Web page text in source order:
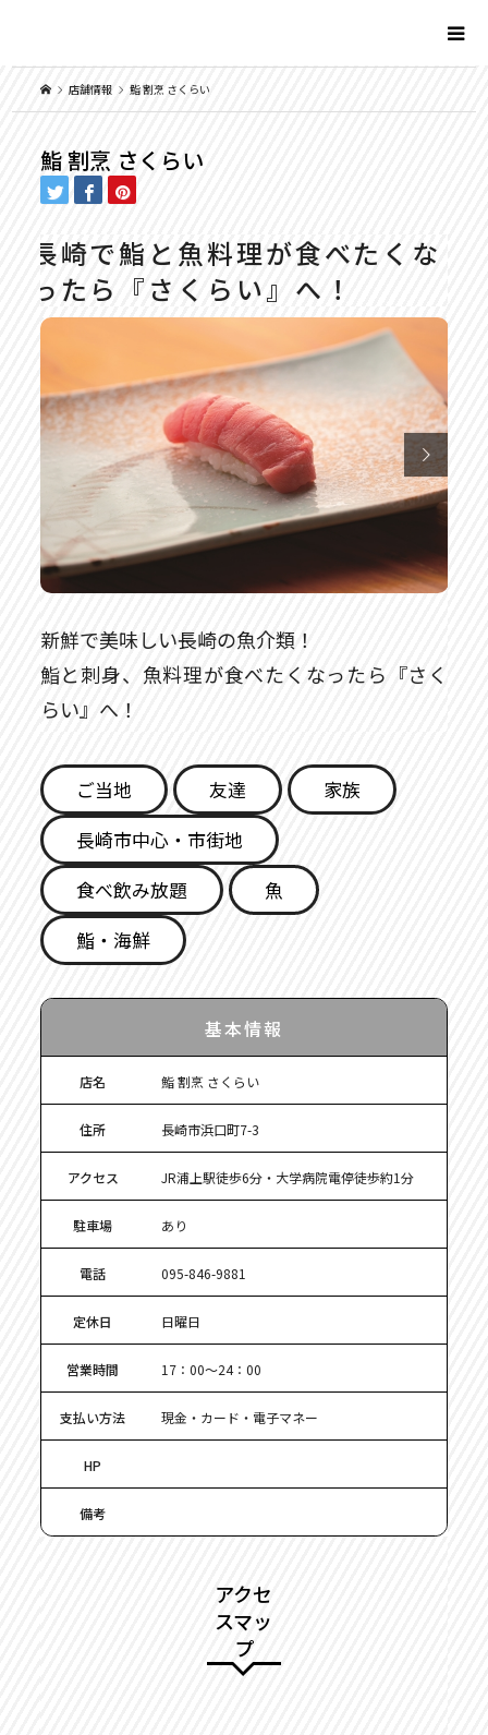
店舗情報 鮨 割烹 さくらい
鮨 割烹 さくらい
長崎で鮨と魚料理が食べたくな
ったら『さくらい』へ！

新鮮で美味しい長崎の魚介類！
鮨と刺身、魚料理が食べたくなったら『さく
らい』へ！
ご当地 友達
家族
長崎市中心・市街地
食べ飲み放題
魚
鮨・海鮮
基本情報
店名 鮨 割烹 さくらい
住所 長崎市浜口町7-3
アクセス JR浦上駅徒歩6分・大学病院電停徒歩約1分
駐車場 あり
電話 095-846-9881
定休日 日曜日
営業時間 17：00～24：00
支払い方法 現金・カード・電子マネー
HP
備考
アクセ
スマッ
プ